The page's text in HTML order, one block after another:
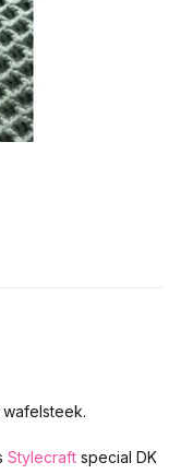
Stylecraft special DK